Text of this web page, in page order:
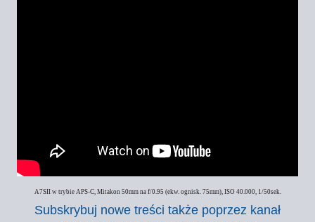
A7SII w trybie APS-C, Mitakon 50mm na f/0.95 (ekw. ognisk. 75mm), ISO 40.000, 1/50sek.
Subskrybuj nowe treści także poprzez kanał